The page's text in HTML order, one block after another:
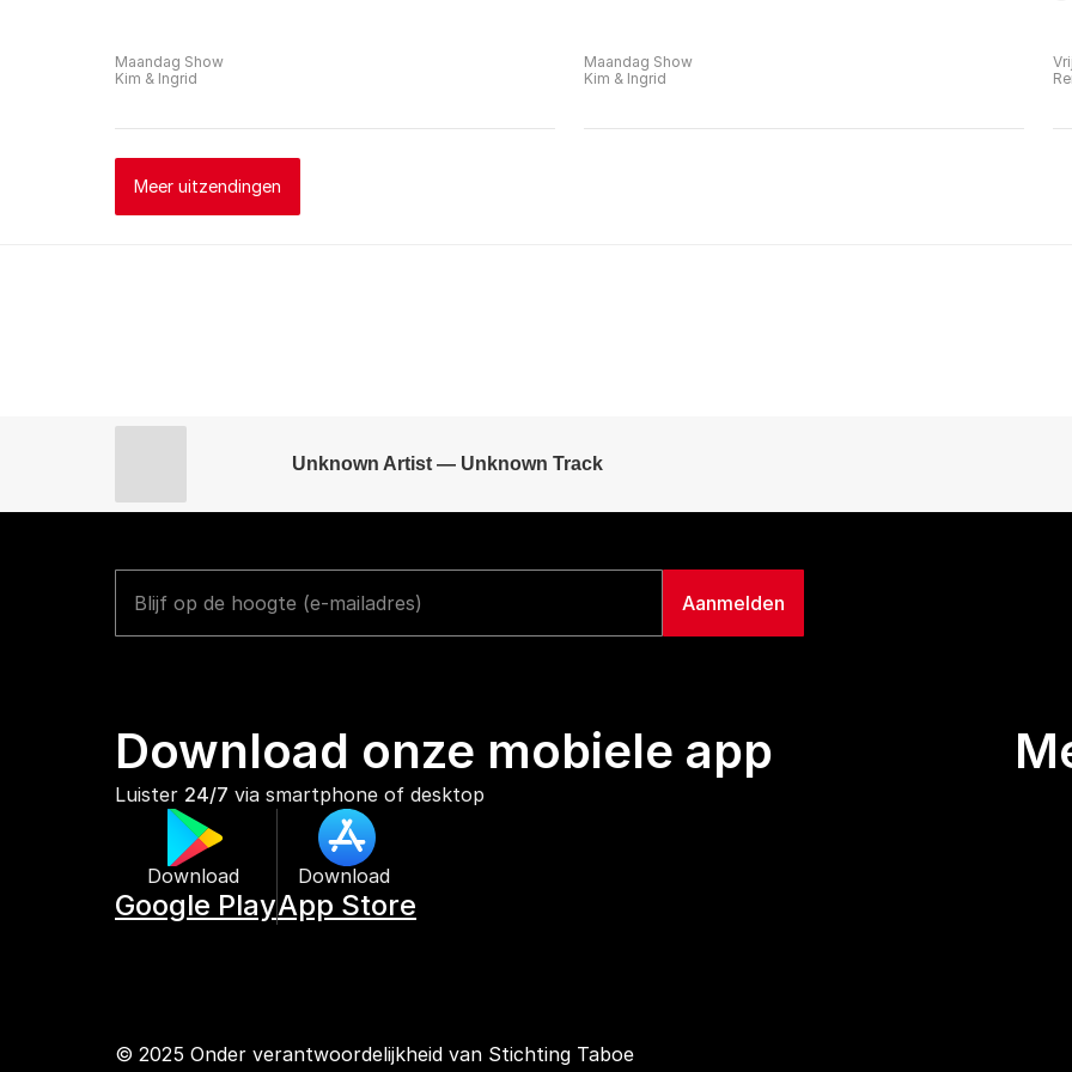
Maandag Show
Kim & Ingrid
Maandag Show
Kim & Ingrid
Meer uitzendingen
Unknown Artist — Unknown Track
Download onze mobiele app
Luister 24/7 via smartphone of desktop
Download
Google Play
Download
App Store
© 2025 Onder verantwoordelijkheid van Stichting Taboe